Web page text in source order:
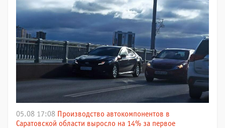
05.08 17:08 Производство автокомпонентов в
Саратовской области выросло на 14% за первое